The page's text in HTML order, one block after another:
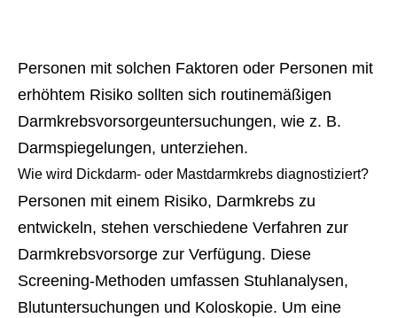
Personen mit solchen Faktoren oder Personen mit
erhöhtem Risiko sollten sich routinemäßigen
Darmkrebsvorsorgeuntersuchungen, wie z. B.
Darmspiegelungen, unterziehen.
Wie wird Dickdarm- oder Mastdarmkrebs diagnostiziert?
Personen mit einem Risiko, Darmkrebs zu
entwickeln, stehen verschiedene Verfahren zur
Darmkrebsvorsorge zur Verfügung. Diese
Screening-Methoden umfassen Stuhlanalysen,
Blutuntersuchungen und Koloskopie. Um eine